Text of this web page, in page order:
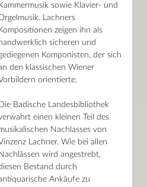
Kammermusik sowie Klavier- und
Lachners
Kompositionen zeigen ihn als
sicheren und
Komponisten, der sich
den klassischen Wiener
orientierte.
Die Badische Landesbibliothek
einen kleinen Teil des
Nachlasses von
Lachner. Wie bei allen
Nachlässen wird angestrebt,
Bestand durch
Ankäufe zu